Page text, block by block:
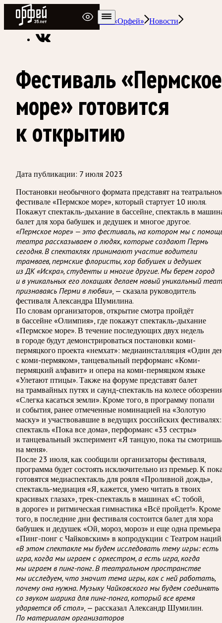
Радио Орфей
Радио классической музыки «Орфей» Новости
Фестиваль «Пермское
море» готовится
к открытию
Дата публикации: 7 июля 2023
Постановки необычного формата представят на
фестивале «Пермское море», который стартует 10 июля.
Покажут спектакль-дыхание в бассейне, спектакль в
балет для хора бабушек и дедушек и многое другое.
«Пермское море» — это фестиваль, на котором мы с
театра рассказываем о людях, которые создают Пермь
сегодня. В спектаклях принимают участие водители
трамваев, пермские флористы, хор бабушек и дедушек
из ДК «Искра», студенты и многие другие. Мы берем город
и в уникальных его локациях делаем новый уникальный
признаваясь Перми в любви», — сказала руководитель
фестиваля Александра Шумилина.
По словам организаторов, открытие смотра пройдёт
в бассейне «Олимпия», где покажут спектакль-дыхание
«Пермское море». В течение последующих двух недель
в городе будут демонстрироваться постановки коми-
пермяцкого проекта «немхат»: медиаинсталляция «Один
с коми-пермяком», танцевальный перформанс «Коми-
пермяцкий алфавит» и опера на коми-пермяцком языке
«Улетают птицы». Также на форуме представят балет
на трамвайных путях и саунд-спектакль на колесе
«Слегка касаться земли». Кроме того, в программу попали
и события, ранее отмеченные номинацией на «Золотую
маску» и участвовавшие в ведущих российских фестивалях:
спектакль «Пока все дома», перформанс «33 сестры»
и танцевальный эксперимент «Я танцую, пока ты смотришь
на меня».
После 23 июля, как сообщили организаторы фестиваля,
программа будет состоять исключительно из премьер. К
готовятся медиаспектакль для рояля «Проливной дождь»,
спектакль-медиация «Я, кажется, умею читать в твоих
красивых глазах», трек-спектакль в машинах «С тобой,
в дороге» и ритмическая гимнастика «Всё пройдет!». Кроме
того, в последние дни фестиваля состоится балет для хора
бабушек и дедушек «Ой, мороз, мороз» и еще одна
«Пинг-понг с Чайковским» в копродукции с Театром
«В этом спектакле мы будем исследовать тему игры: есть
игра, когда мы играем с оркестром, а есть игра, когда
мы играем в пинг-понг. В театральном пространстве
мы исследуем, что значит тема игры, как с ней работать,
почему она нужна. Музыку Чайковского мы будем соединять
со звуком шарика для пинг-понга, который все время
ударяется об стол», — рассказал Александр Шумилин.
По материалам организаторов